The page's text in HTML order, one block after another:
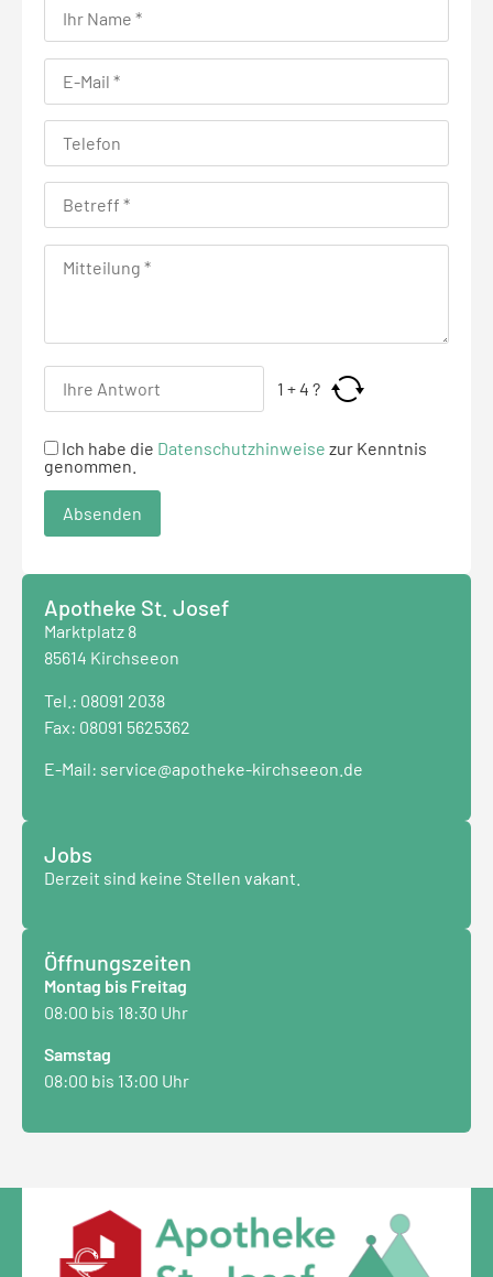
1 +4 ?
Ich habe die Datenschutzhinweise zur Kenntnis
genommen.
Apotheke St. Josef
Marktplatz 8
85614 Kirchseeon
Tel.: 08091 2038
Fax: 08091 5625362
E-Mail: service@apotheke-kirchseeon.de
Jobs
Derzeit sind keine Stellen vakant.
Öffnungszeiten
Montag bis Freitag
08:00 bis 18:30 Uhr
Samstag
08:00 bis 13:00 Uhr